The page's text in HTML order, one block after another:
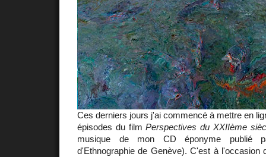
Ces derniers jours j'ai commencé à mettre en
épisodes du filmPerspectives du XXIIème
musique de mon CD éponyme publié
d'Ethnographie de Genève). C'est à l'occasion